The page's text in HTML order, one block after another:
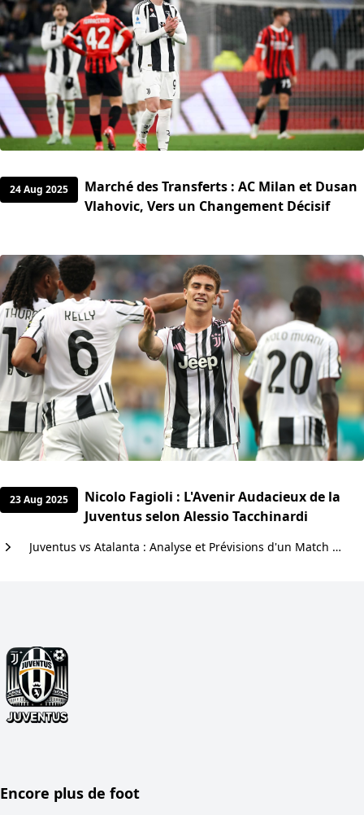
24 Aug 2025
Marché des Transferts : AC Milan et Dusan
Vlahovic, Vers un Changement Décisif
23 Aug 2025
Nicolo Fagioli : L'Avenir Audacieux de la
Juventus selon Alessio Tacchinardi
Juventus vs Atalanta : Analyse et Prévisions d'un Match Décisif en Serie A
Encore plus de foot